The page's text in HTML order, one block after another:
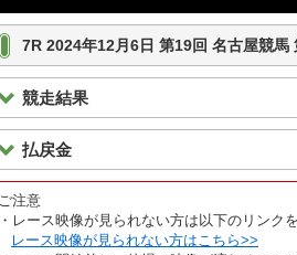
7R 2024年12月6日 第19回 名古屋競
競走結果
払戻金
ご注意
・レース映像が見られない方は以下のリンク
レース映像が見られない方はこちら>>